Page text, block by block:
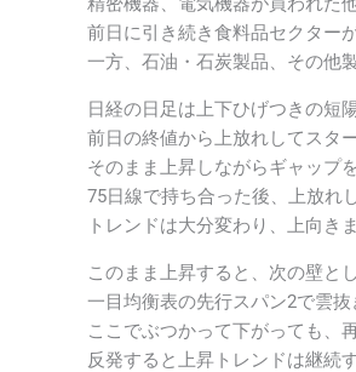
前日に引き続き食料品セクター
一方、石油・石炭製品、その他
日経の日足は上下ひげつきの短
前日の終値から上放れしてスター
そのまま上昇しながらギャップを
75日線で持ち合った後、上放れ
トレンドは大分変わり、上向き
このまま上昇すると、次の壁と
一目均衡表の先行スパン2で雲抜
ここでぶつかって下がっても、
反発すると上昇トレンドは継続